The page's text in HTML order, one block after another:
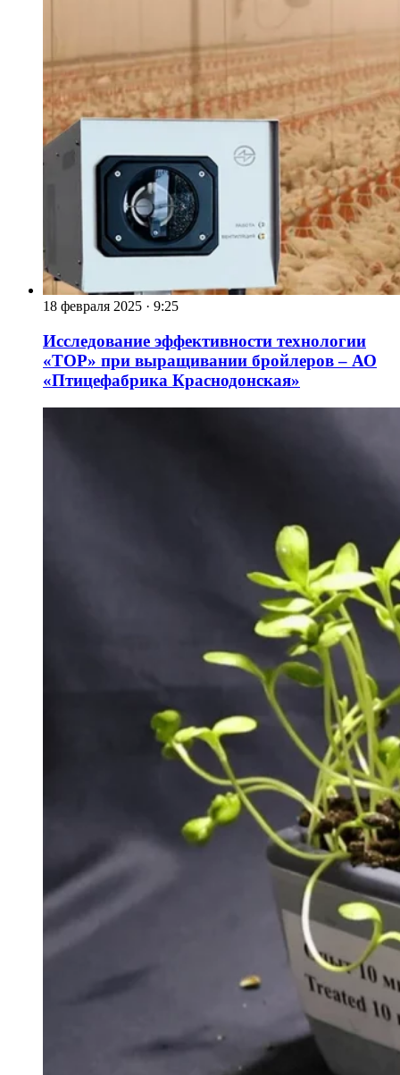
18 февраля 2025 · 9:25
Исследование эффективности технологии
«ТОР» при выращивании бройлеров – АО
«Птицефабрика Краснодонская»